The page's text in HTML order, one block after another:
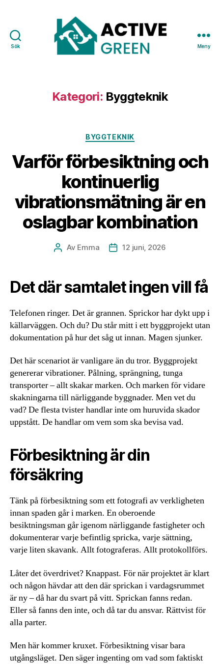
Sök Meny
Kategori: Byggteknik
Kategorier
BYGGTEKNIK
Varför förbesiktning och
kontinuerlig
vibrationsmätning är en
oslagbar kombination
Inläggsförfattare
Av Emma Inläggsdatum
12 juni, 2026
Det där samtalet ingen vill få
Telefonen ringer. Det är grannen. Sprickor har dykt upp i
källarväggen. Och du? Du står mitt i ett byggprojekt utan
dokumentation på hur det såg ut innan. Magen sjunker.
Det här scenariot är vanligare än du tror. Byggprojekt
genererar vibrationer. Pålning, sprängning, tunga
transporter – allt skakar marken. Och marken för vidare
skakningarna till närliggande byggnader. Men vet du
vad? De flesta tvister handlar inte om huruvida skador
uppstått. De handlar om vem som ska bevisa vad.
Förbesiktning är din
försäkring
Tänk på förbesiktning som ett fotografi av verkligheten
innan spaden går i marken. En oberoende
besiktningsman går igenom närliggande fastigheter och
dokumenterar varje befintlig spricka, varje sättning,
varje liten skavank. Allt fotograferas. Allt protokollförs.
Låter det överdrivet? Knappast. För när projektet är klart
och någon hävdar att den där sprickan i vardagsrummet
är ny – då har du svart på vitt. Sprickan fanns redan.
Eller så fanns den inte, och då tar du ansvar. Rättvist för
alla parter.
Men här kommer kruxet. Förbesiktning visar bara
utgångsläget. Den säger ingenting om vad som faktiskt